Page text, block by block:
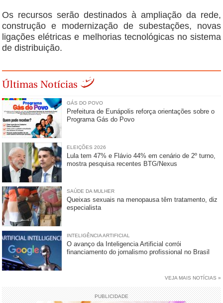
Os recursos serão destinados à ampliação da rede,
construção e modernização de subestações, novas
ligações elétricas e melhorias tecnológicas no sistema
de distribuição.
Últimas Notícias
GÁS DO POVO
Prefeitura de Eunápolis reforça orientações sobre o
Programa Gás do Povo
ELEIÇÕES 2026
Lula tem 47% e Flávio 44% em cenário de 2º turno,
mostra pesquisa recentes BTG/Nexus
SAÚDE DA MULHER
Queixas sexuais na menopausa têm tratamento, diz
especialista
INTELIGÊNCIA ARTIFICIAL
O avanço da Inteligencia Artificial corrói
financiamento do jornalismo profissional no Brasil
VEJA MAIS NOTÍCIAS »
PUBLICIDADE